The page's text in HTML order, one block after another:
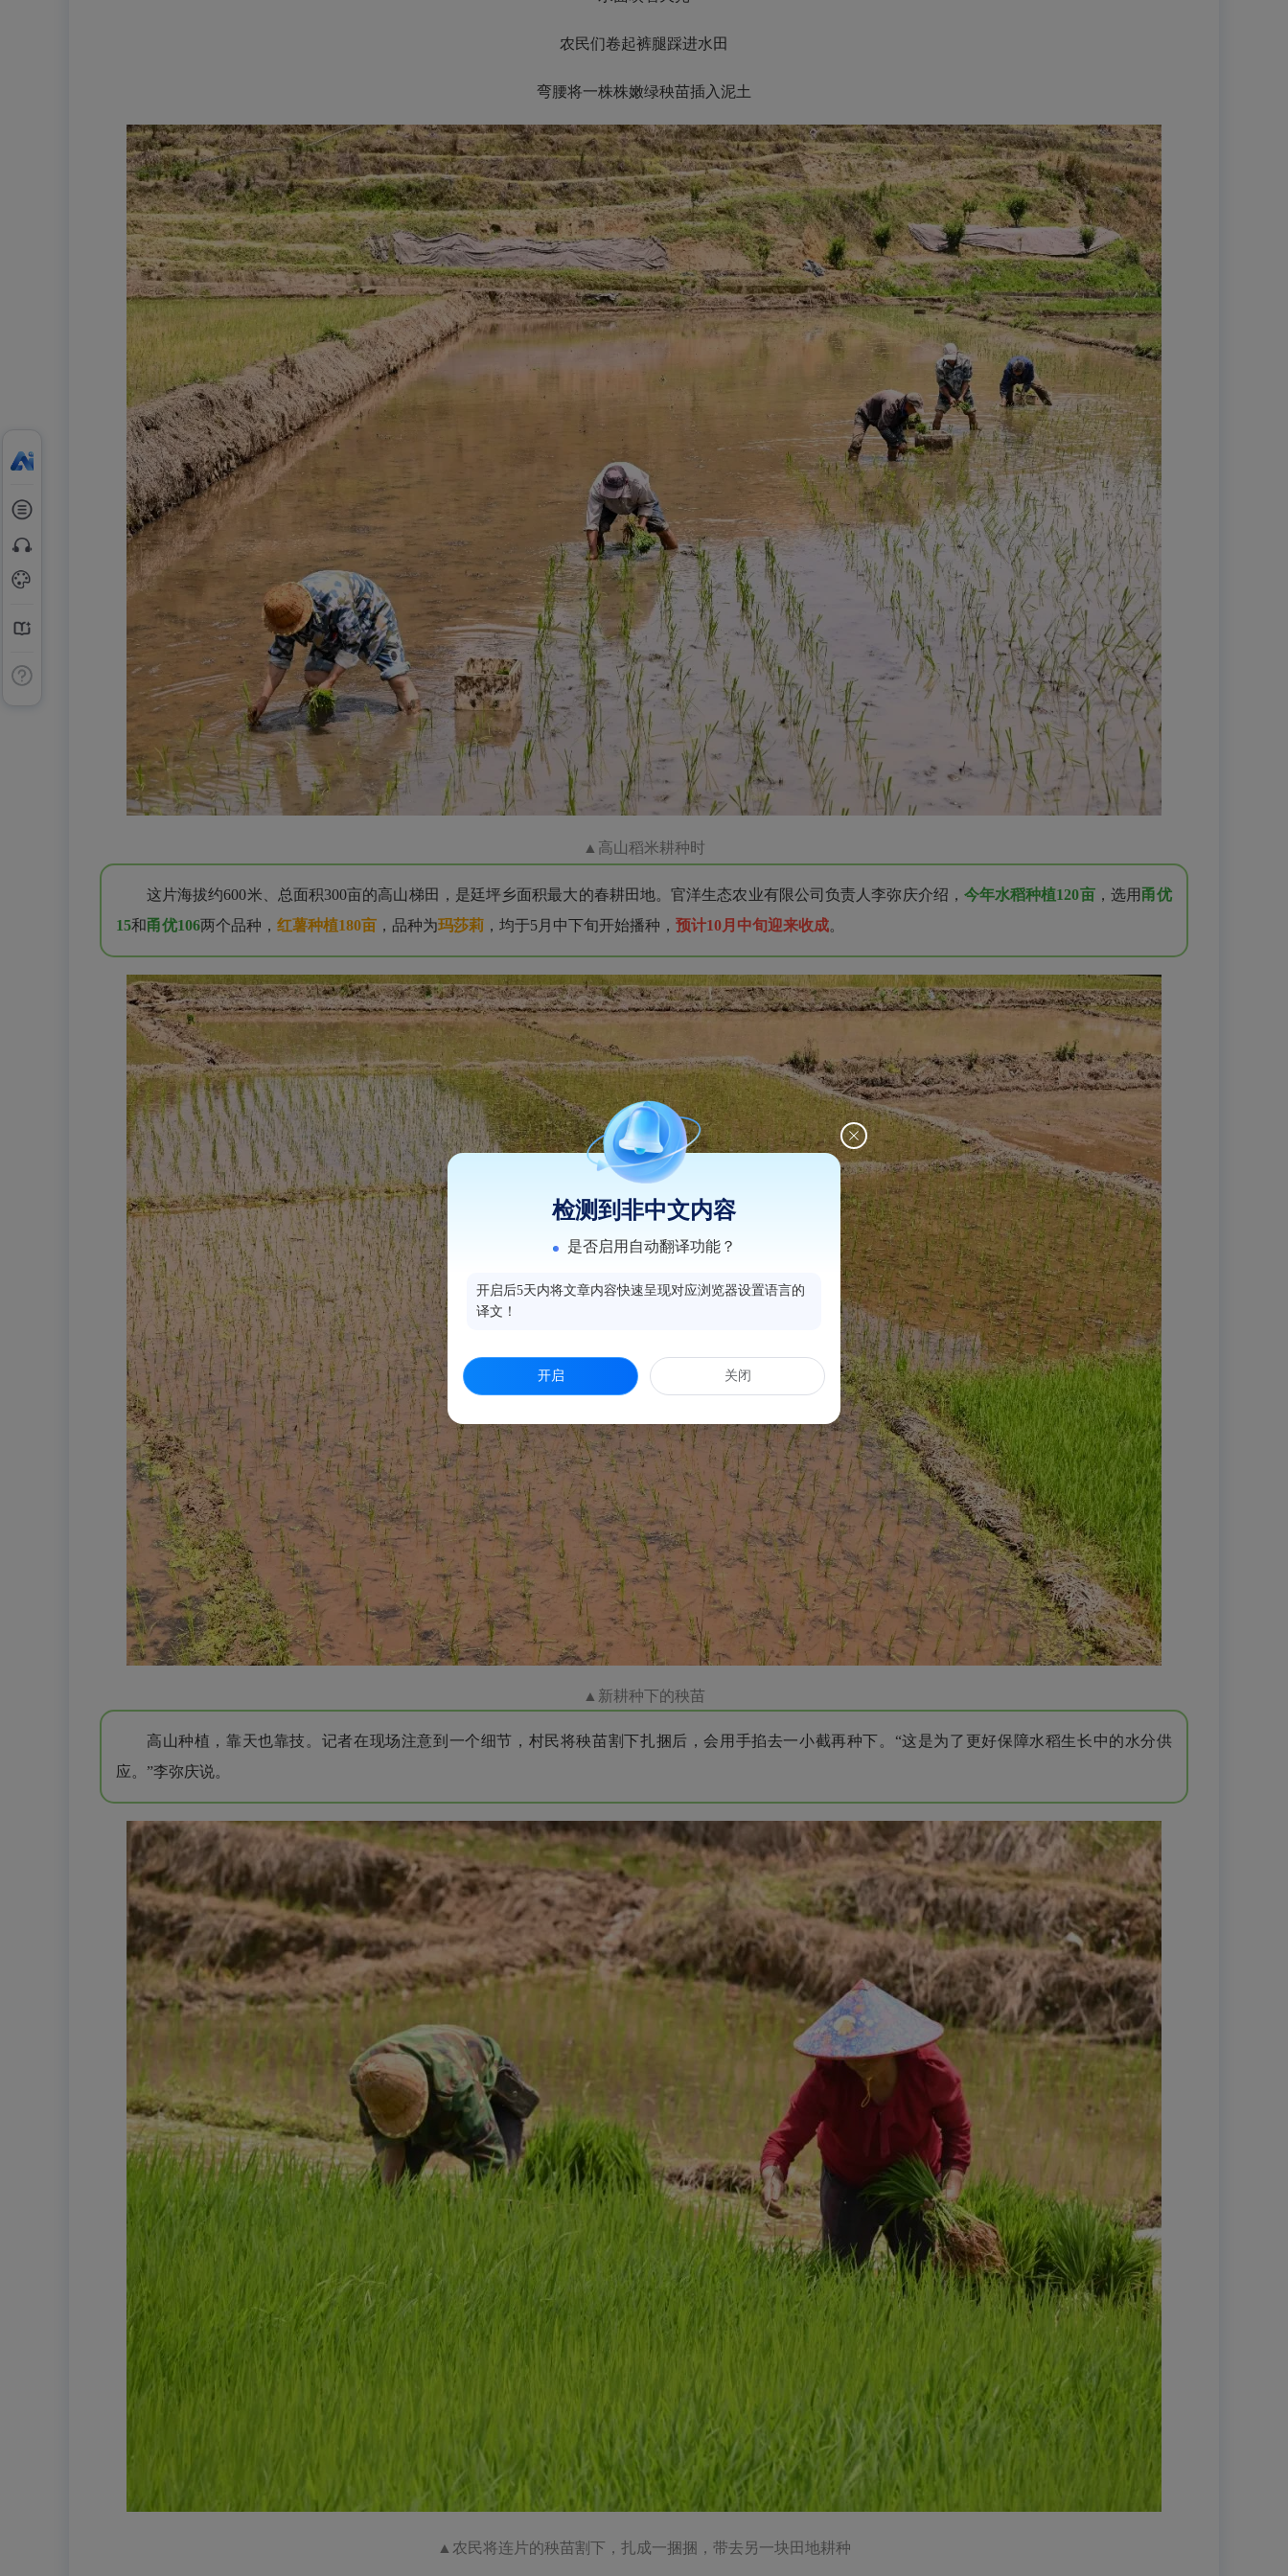
农民们卷起裤腿踩进水田
弯腰将一株株嫩绿秧苗插入泥土
▲ 高山稻米耕种时
这片海拔约600米、总面积300亩的高山梯田，是廷坪乡面积最大的春耕田地。官洋生态农业有限公司负责人李弥庆介绍， 今年水稻种植120亩，选用 甬优
15和甬优106两个品种， 红薯种植180亩 ，品种为玛莎莉 ，均于5月中下旬开始播种， 预计10月中旬迎来收成。
▲ 新耕种下的秧苗
高山种植，靠天也靠技。记者在现场注意到一个细节，村民将秧苗割下扎捆后，会用手掐去一小截再种下。“这是为了更好保障水稻生长中的水分供
应。”李弥庆说。
▲农民将连片的秧苗割下，扎成一捆捆，带去另一块田地耕种
检测到非中文内容
是否启用自动翻译功能？
开启后5天内将文章内容快速呈现对应浏览器设置语言的
译文！
开启 关闭